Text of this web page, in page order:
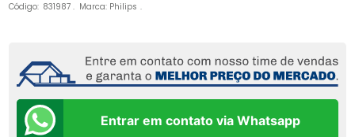
Código: 831987 Marca: Philips
Entrar em contato via Whatsapp